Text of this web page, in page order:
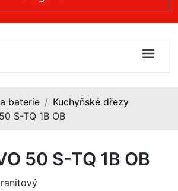
baterie
Kuchyňské dřezy
S-TQ 1B OB
50 S-TQ 1B OB